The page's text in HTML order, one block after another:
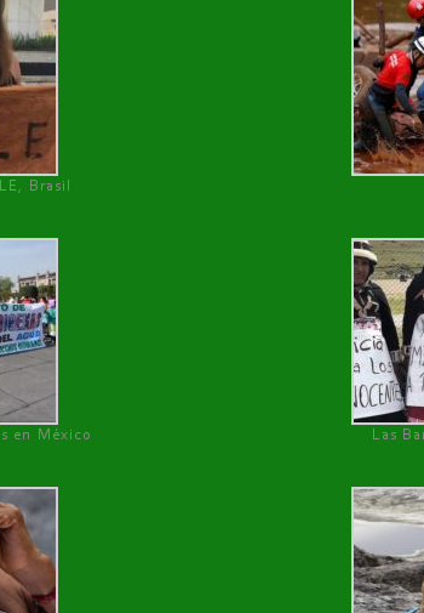
Brasil
en México Las